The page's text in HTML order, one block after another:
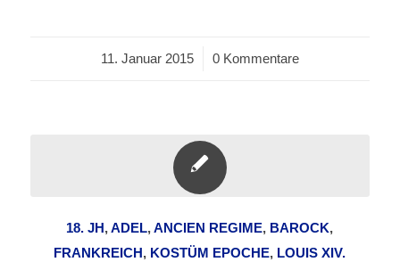
11. Januar 2015
/ 0 Kommentare
18. JH,ADEL,ANCIEN REGIME, BAROCK,
FRANKREICH, KOSTÜM EPOCHE, LOUIS XIV.